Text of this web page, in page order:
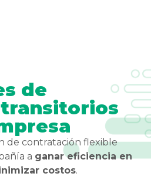
de
de contratación flexible
a ganar eficiencia en
costos.